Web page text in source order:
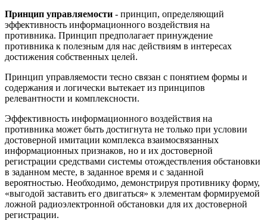
Принцип управляемости - принцип, определяющий
эффективность информационного воздействия на
противника. Принцип предполагает принуждение
противника к полезным для нас действиям в интересах
достижения собственных целей.
Принцип управляемости тесно связан с понятием формы и
содержания и логически вытекает из принципов
релевантности и комплексности.
Эффективность информационного воздействия на
противника может быть достигнута не только при условии
достоверной имитации комплекса взаимосвязанных
информационных признаков, но и их достоверной
регистрации средствами системы отождествления обстановки
в заданном месте, в заданное время и с заданной
вероятностью. Необходимо, демонстрируя противнику форму,
«выгодой заставить его двигаться» к элементам формируемой
ложной радиоэлектронной обстановки для их достоверной
регистрации.